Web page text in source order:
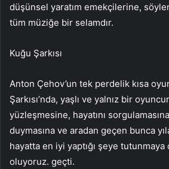
düşünsel yaratım emekçilerine,
tüm müziğe bir selamdır.
Kuğu Şarkısı
Anton Çehov’un tek perdelik kısa
Şarkısı’nda, yaşlı ve yalnız bir
yüzleşmesine, hayatını
duymasına ve aradan geçen bunca
hayatta en iyi yaptığı şeye tutunmaya
oluyoruz. geçti.